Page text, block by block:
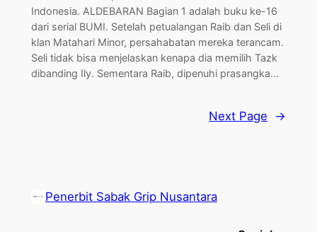
Indonesia. ALDEBARAN Bagian 1 adalah buku ke-16
dari serial BUMI. Setelah petualangan Raib dan Seli di
klan Matahari Minor, persahabatan mereka terancam.
Seli tidak bisa menjelaskan kenapa dia memilih Tazk
dibanding Ily. Sementara Raib, dipenuhi prasangka…
Next Page →
Penerbit Sabak Grip Nusantara